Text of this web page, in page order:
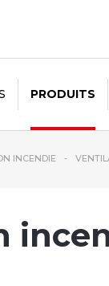
PRODUITS
INCENDIE